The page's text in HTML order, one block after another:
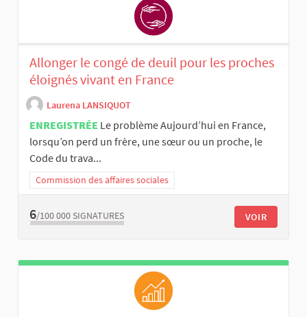
Allonger le congé de deuil pour les proches
éloignés vivant en France
Laurena LANSIQUOT
ENREGISTRÉE Le problème Aujourd’hui en France,
lorsqu’on perd un frère, une sœur ou un proche, le
Code du trava...
Commission des affaires sociales
6/100 000 SIGNATURES VOIR